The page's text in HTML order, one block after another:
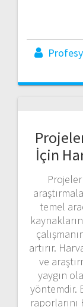
İçin
temel
artırır.
ve
yaygın
yöntemdir.